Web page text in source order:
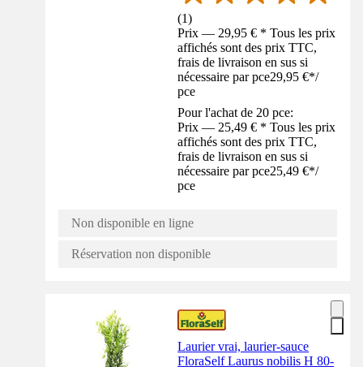
(1)
Prix — 29,95 € * Tous les prix
affichés sont des prix TTC,
frais de livraison en sus si
nécessaire par pce29,95 €*/
pce
Pour l'achat de 20 pce:
Prix — 25,49 € * Tous les prix
affichés sont des prix TTC,
frais de livraison en sus si
nécessaire par pce25,49 €*/
pce
Non disponible en ligne
Réservation non disponible
Laurier vrai, laurier-sauce
FloraSelf Laurus nobilis H 80-